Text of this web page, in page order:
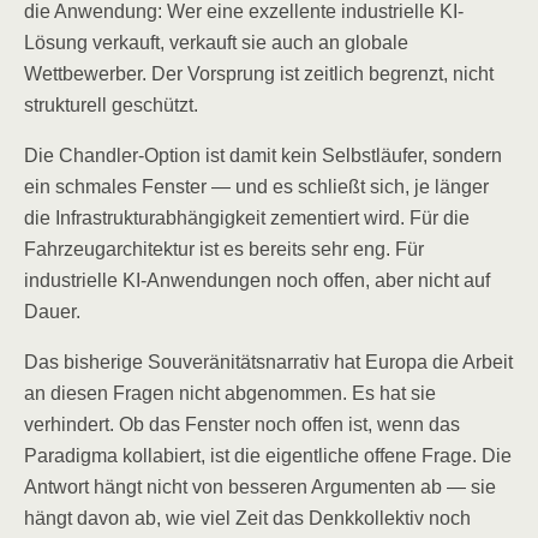
die Anwendung: Wer eine exzellente industrielle KI-
Lösung verkauft, verkauft sie auch an globale
Wettbewerber. Der Vorsprung ist zeitlich begrenzt, nicht
strukturell geschützt.
Die Chandler-Option ist damit kein Selbstläufer, sondern
ein schmales Fenster — und es schließt sich, je länger
die Infrastrukturabhängigkeit zementiert wird. Für die
Fahrzeugarchitektur ist es bereits sehr eng. Für
industrielle KI-Anwendungen noch offen, aber nicht auf
Dauer.
Das bisherige Souveränitätsnarrativ hat Europa die Arbeit
an diesen Fragen nicht abgenommen. Es hat sie
verhindert. Ob das Fenster noch offen ist, wenn das
Paradigma kollabiert, ist die eigentliche offene Frage. Die
Antwort hängt nicht von besseren Argumenten ab — sie
hängt davon ab, wie viel Zeit das Denkkollektiv noch